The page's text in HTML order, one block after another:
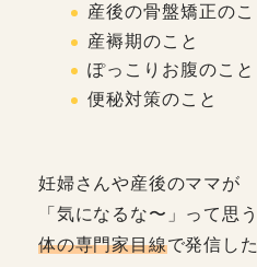
産後の骨盤矯正のこ
産褥期のこと
ぽっこりお腹のこと
便秘対策のこと
妊婦さんや産後のママが
「気になるな〜」って思
体の専門家目線で発信し